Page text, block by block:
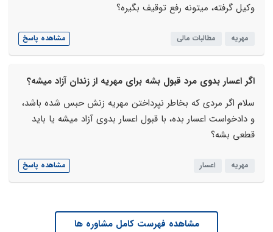
وکیل گرفته، میتونه رفع توقیف بگیره؟
مهریه مطالبات مالی مشاهده پاسخ
اگر اعسار بدوی مرد قبول بشه برای مهریه از زندان آزاد میشه؟
سلام اگر مردی که بخاطر نپرداختن مهریه زنش حبس شده باشد،
و دادخواست اعسار بده، با قبول اعسار بدوی آزاد میشه یا باید
قطعی بشه؟
مهریه اعسار مشاهده پاسخ
مشاهده فهرست کامل مشاوره ها